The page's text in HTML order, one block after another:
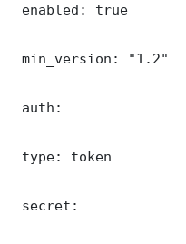
enabled: true
min_version: "1.2"
auth:
type: token
secret: